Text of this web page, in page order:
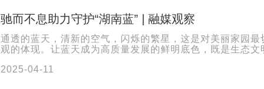
驰而不息助力守护“湖南蓝” | 融媒观察
通透的蓝天，清新的空气，闪烁的繁星，这是对美丽家园最
观的体现。让蓝天成为高质量发展的鲜明底色，既是生态文
2025-04-11